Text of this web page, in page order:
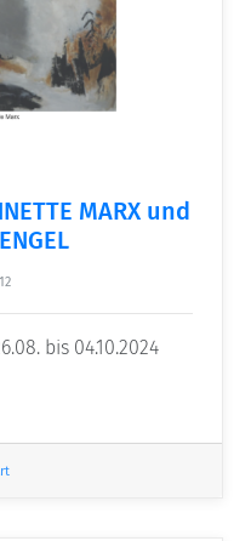
MARX und
bis 04.10.2024